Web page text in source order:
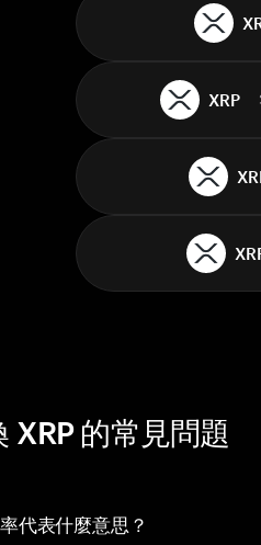
XRP
XRP 的常見問題
代表什麼意思？